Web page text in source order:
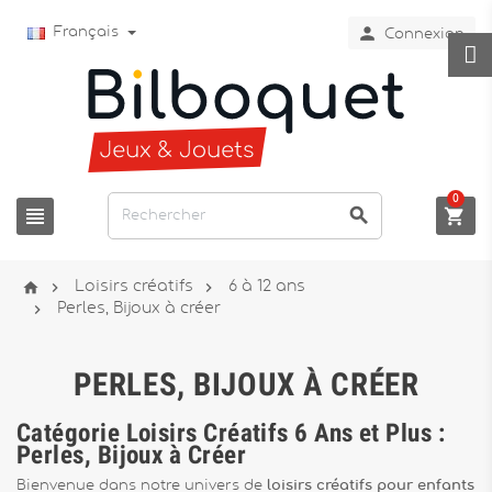
Français  Connexion
  
0
  Loisirs créatifs  6 à 12 ans
 Perles, Bijoux à créer
PERLES, BIJOUX À CRÉER
Catégorie Loisirs Créatifs 6 Ans et Plus :
Perles, Bijoux à Créer
Bienvenue dans notre univers de loisirs créatifs pour enfants